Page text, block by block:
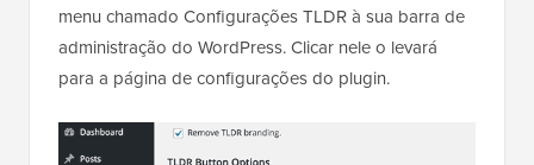
menu chamado Configurações TLDR à sua barra de
administração do WordPress. Clicar nele o levará
para a página de configurações do plugin.